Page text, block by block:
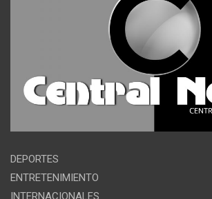
DEPORTES
ENTRETENIMIENTO
INTERNACIONALES